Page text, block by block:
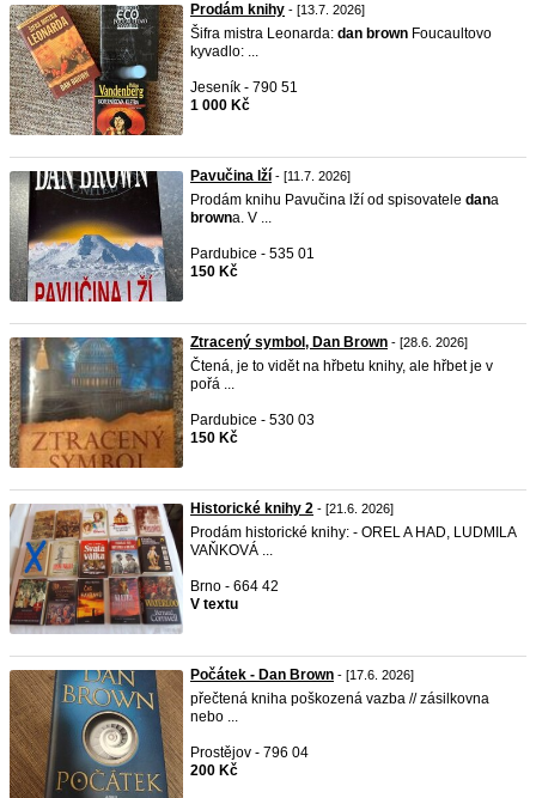
Prodám knihy - [13.7. 2026]
Šifra mistra Leonarda: dan brown Foucaultovo
kyvadlo: ...
Jeseník - 790 51
1 000 Kč
Pavučina lží - [11.7. 2026]
Prodám knihu Pavučina lží od spisovatele dana
browna. V ...
Pardubice - 535 01
150 Kč
Ztracený symbol, Dan Brown - [28.6. 2026]
Čtená, je to vidět na hřbetu knihy, ale hřbet je v
pořá ...
Pardubice - 530 03
150 Kč
Historické knihy 2 - [21.6. 2026]
Prodám historické knihy: - OREL A HAD, LUDMILA
VAŇKOVÁ ...
Brno - 664 42
V textu
Počátek - Dan Brown - [17.6. 2026]
přečtená kniha poškozená vazba // zásilkovna
nebo ...
Prostějov - 796 04
200 Kč